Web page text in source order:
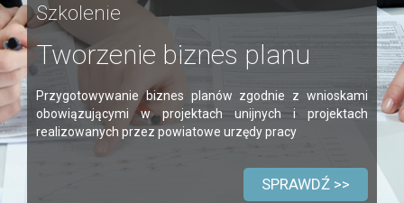
Szkolenie
Tworzenie biznes planu
Przygotowywanie biznes planów zgodnie z wnioskami
obowiązującymi w projektach unijnych i projektach
realizowanych przez powiatowe urzędy pracy
SPRAWDŹ >>